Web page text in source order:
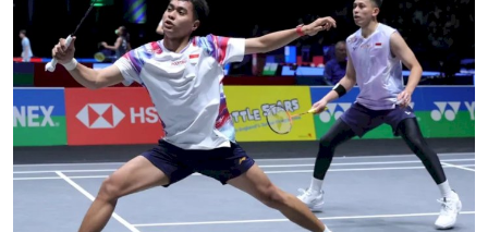
Semifinal
di
Orleans
Masters
2026,
Asa
Juara
Tetap
Menyala